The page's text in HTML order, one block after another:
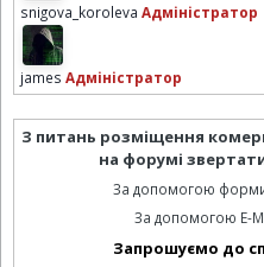
snigova_koroleva Адміністратор
james Адміністратор
З питань розміщення
на форумі
За допомогою
За допомогою E-
Запрошуємо до